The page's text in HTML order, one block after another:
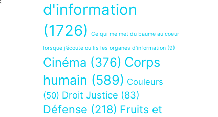
d'information
(1726)
Ce qui me met du baume au coeur
lorsque j’écoute ou lis les organes d’information (9)
Cinéma (376) Corps
humain (589) Couleurs
(50) Droit Justice (83)
Défense (218) Fruits et